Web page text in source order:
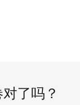
了吗？